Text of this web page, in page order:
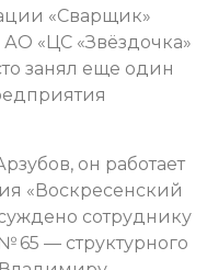
«Сварщик»
«ЦС «Звёздочка»
занял еще один
он работает
«Воскресенский
сотруднику
65 — структурного